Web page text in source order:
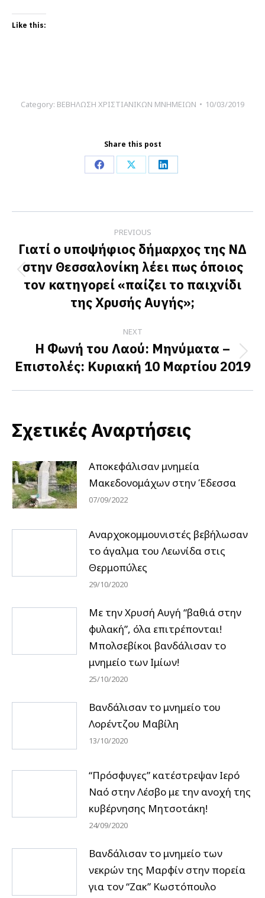
Like this:
Category: ΒΕΒΗΛΩΣΗ ΧΡΙΣΤΙΑΝΙΚΩΝ ΜΝΗΜΕΙΩΝ 10/03/2019
Share this post
Share
Facebook
Share
X
Share
LinkedIn
navigation
PREVIOUS
Previous
post:
Γιατί ο υποψήφιος δήμαρχος της ΝΔ
στην Θεσσαλονίκη λέει πως όποιος
τον κατηγορεί «παίζει το παιχνίδι
της Χρυσής Αυγής»;
NEXT
Next
post:
Η Φωνή του Λαού: Μηνύματα –
Επιστολές: Κυριακή 10 Μαρτίου 2019
Σχετικές Αναρτήσεις
Αποκεφάλισαν μνημεία
Μακεδονομάχων στην Έδεσσα
07/09/2022
Αναρχοκομμουνιστές βεβήλωσαν
το άγαλμα του Λεωνίδα στις
Θερμοπύλες
29/10/2020
Με την Χρυσή Αυγή “βαθιά στην
φυλακή”, όλα επιτρέπονται!
Μπολσεβίκοι βανδάλισαν το
μνημείο των Ιμίων!
25/10/2020
Βανδάλισαν το μνημείο του
Λορέντζου Μαβίλη
13/10/2020
“Πρόσφυγες” κατέστρεψαν Ιερό
Ναό στην Λέσβο με την ανοχή της
κυβέρνησης Μητσοτάκη!
24/09/2020
Βανδάλισαν το μνημείο των
νεκρών της Μαρφίν στην πορεία
για τον “Ζακ” Κωστόπουλο